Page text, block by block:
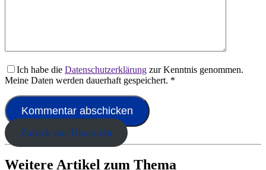
Ich habe die Datenschutzerklärung zur Kenntnis genommen.
Meine Daten werden dauerhaft gespeichert. *
Zurück zur Übersicht
Weitere Artikel zum Thema